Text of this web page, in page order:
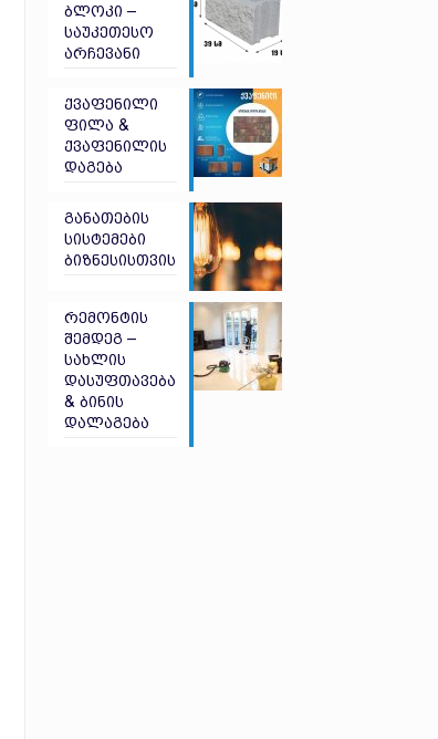
ბლოკი –
საუკეთესო
არჩევანი
ქვაფენილი
ფილა &
ქვაფენილის
დაგება
განათების
სისტემები
ბიზნესისთვის
რემონტის
შემდეგ –
სახლის
დასუფთავება
& ბინის
დალაგება